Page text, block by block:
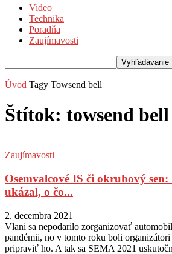
Video
Technika
Poradňa
Zaujímavosti
Úvod Tagy Towsend bell
Štítok: towsend bell
Zaujímavosti
Osemvalcové IS či okruhový
ukázal, o čo...
2. decembra 2021
Vlani sa nepodarilo zorganizovať
pandémii, no v tomto roku boli
pripraviť ho. A tak sa SEMA 2021